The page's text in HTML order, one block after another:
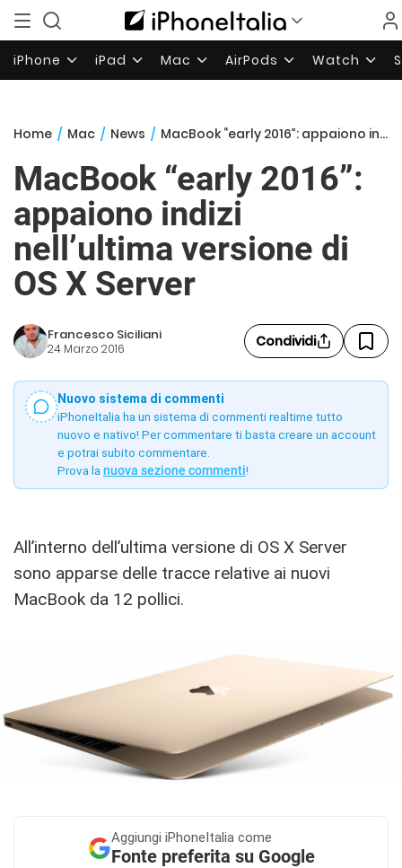
iPhone iPad Mac AirPods Watch
Home / Mac / News / MacBook “early 2016”: appaiono indizi nell’ultima versione di OS X Server
MacBook “early 2016”:
appaiono indizi
nell’ultima versione di
OS X Server
Francesco Siciliani
24 Marzo 2016 Condividi
Nuovo sistema di commenti
iPhoneItalia ha un sistema di commenti realtime tutto
nuovo e nativo! Per commentare ti basta creare un account
e potrai subito commentare.
Prova la nuova sezione commenti!
All’interno dell’ultima versione di OS X Server
sono apparse delle tracce relative ai nuovi
MacBook da 12 pollici.
Aggiungi iPhoneItalia come
Fonte preferita su Google